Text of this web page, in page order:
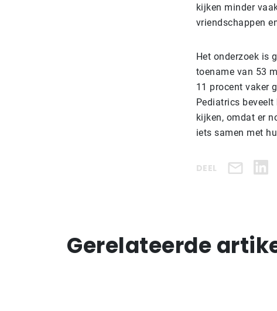
kijken minder
vriendschappen
Het onderzoek is
toename van 53
11 procent vaker
Pediatrics
kijken, omdat er
iets samen met
DEEL
Gerelateerde